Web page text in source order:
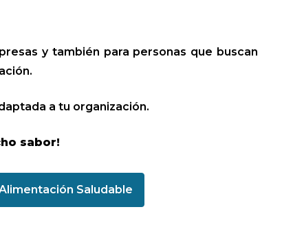
y también para personas que buscan
a tu organización.
sabor!
Saludable